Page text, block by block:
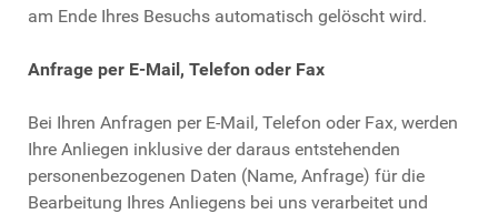
am Ende Ihres Besuchs automatisch gelöscht wird.
Anfrage per E-Mail, Telefon oder Fax
Bei Ihren Anfragen per E-Mail, Telefon oder Fax, werden
Ihre Anliegen inklusive der daraus entstehenden
personenbezogenen Daten (Name, Anfrage) für die
Bearbeitung Ihres Anliegens bei uns verarbeitet und